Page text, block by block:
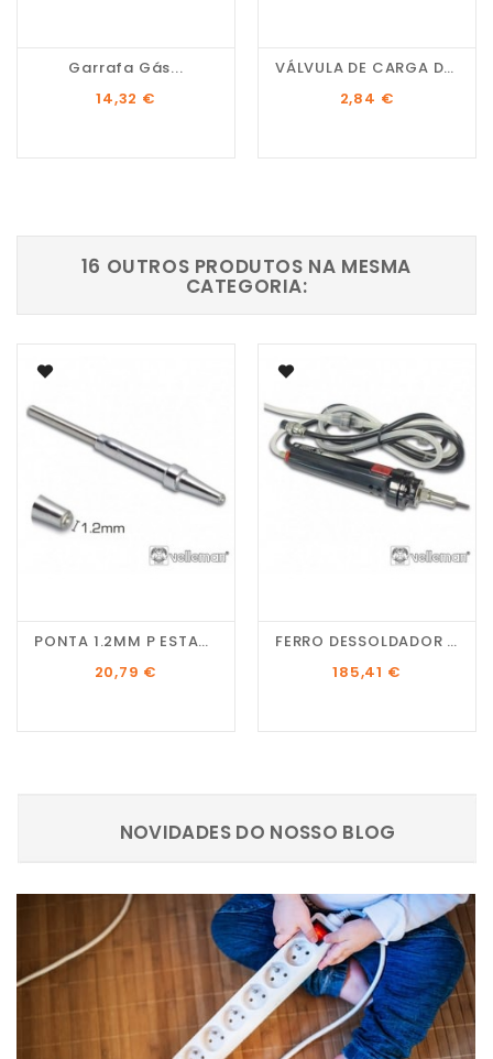
Garrafa Gás...
Preço
14,32 €
VÁLVULA DE CARGA DE GÁS
Preço
2,84 €
16 OUTROS PRODUTOS NA MESMA
CATEGORIA:
PONTA 1.2MM P ESTAÇÃO...
Preço
20,79 €
FERRO DESSOLDADOR DE...
Preço
185,41 €
NOVIDADES DO NOSSO BLOG